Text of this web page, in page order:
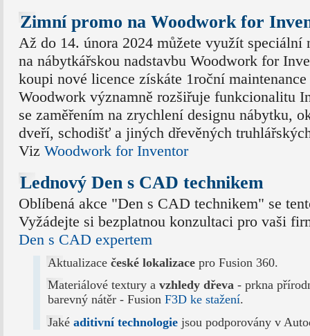
Zimní promo na Woodwork for
Až do 14. února 2024 můžete využít speciální
na nábytkářskou nadstavbu Woodwork for
koupi nové licence získáte 1roční maintenance
Woodwork významně rozšiřuje funkcionalitu
se zaměřením na zrychlení designu nábytku,
dveří, schodišť a jiných dřevěných
Viz Woodwork for Inventor
Lednový Den s CAD technikem
Oblíbená akce "Den s CAD technikem" se
Vyžádejte si bezplatnou konzultaci pro vaši
Den s CAD expertem
Aktualizacečeské lokalizace pro Fusion 360.
Materiálové textury avzhledy dřeva - prkna
barevný nátěr - FusionF3D ke stažení.
Jakéaditivní technologie jsou podporovány v